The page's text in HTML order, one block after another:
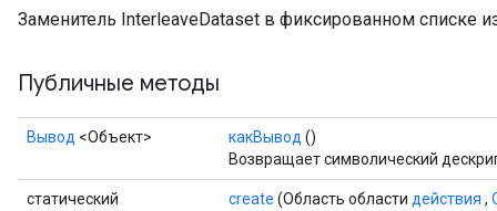
Заменитель InterleaveDataset в фиксированном списке
Публичные методы
Вывод <Объект> какВывод ()
Возвращает символический
статический
create (Область области действия ,